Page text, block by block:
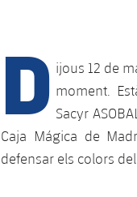
D ijous 12 de
moment.
Sacyr
Caja Mágica de
defensar els colors